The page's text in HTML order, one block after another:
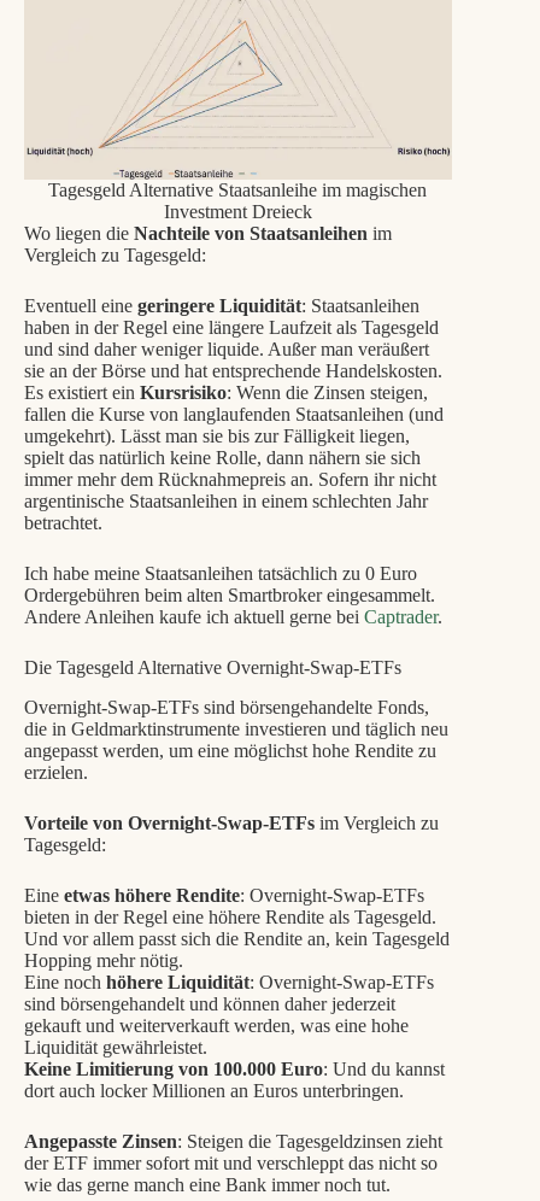
Tagesgeld Alternative Staatsanleihe im magischen
Investment Dreieck
Wo liegen die Nachteile von Staatsanleihen im
Vergleich zu Tagesgeld:
Eventuell eine geringere Liquidität: Staatsanleihen
haben in der Regel eine längere Laufzeit als Tagesgeld
und sind daher weniger liquide. Außer man veräußert
sie an der Börse und hat entsprechende Handelskosten.
Es existiert ein Kursrisiko: Wenn die Zinsen steigen,
fallen die Kurse von langlaufenden Staatsanleihen (und
umgekehrt). Lässt man sie bis zur Fälligkeit liegen,
spielt das natürlich keine Rolle, dann nähern sie sich
immer mehr dem Rücknahmepreis an. Sofern ihr nicht
argentinische Staatsanleihen in einem schlechten Jahr
betrachtet.
Ich habe meine Staatsanleihen tatsächlich zu 0 Euro
Ordergebühren beim alten Smartbroker eingesammelt.
Andere Anleihen kaufe ich aktuell gerne bei Captrader.
Die Tagesgeld Alternative Overnight-Swap-ETFs
Overnight-Swap-ETFs sind börsengehandelte Fonds,
die in Geldmarktinstrumente investieren und täglich neu
angepasst werden, um eine möglichst hohe Rendite zu
erzielen.
Vorteile von Overnight-Swap-ETFsim Vergleich zu
Tagesgeld:
Eine etwas höhere Rendite: Overnight-Swap-ETFs
bieten in der Regel eine höhere Rendite als Tagesgeld.
Und vor allem passt sich die Rendite an, kein Tagesgeld
Hopping mehr nötig.
Eine noch höhere Liquidität: Overnight-Swap-ETFs
sind börsengehandelt und können daher jederzeit
gekauft und weiterverkauft werden, was eine hohe
Liquidität gewährleistet.
Keine Limitierung von 100.000 Euro: Und du kannst
dort auch locker Millionen an Euros unterbringen.
Angepasste Zinsen: Steigen die Tagesgeldzinsen zieht
der ETF immer sofort mit und verschleppt das nicht so
wie das gerne manch eine Bank immer noch tut.